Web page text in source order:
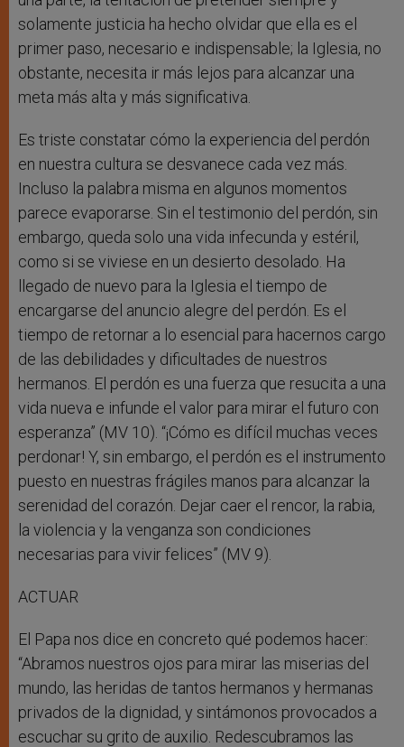
solamente justicia ha hecho olvidar que ella es el
primer paso, necesario e indispensable; la Iglesia, no
obstante, necesita ir más lejos para alcanzar una
meta más alta y más significativa.
Es triste constatar cómo la experiencia del perdón
en nuestra cultura se desvanece cada vez más.
Incluso la palabra misma en algunos momentos
parece evaporarse. Sin el testimonio del perdón, sin
embargo, queda solo una vida infecunda y estéril,
como si se viviese en un desierto desolado. Ha
llegado de nuevo para la Iglesia el tiempo de
encargarse del anuncio alegre del perdón. Es el
tiempo de retornar a lo esencial para hacernos cargo
de las debilidades y dificultades de nuestros
hermanos. El perdón es una fuerza que resucita a una
vida nueva e infunde el valor para mirar el futuro con
esperanza” (MV 10). “¡Cómo es difícil muchas veces
perdonar! Y, sin embargo, el perdón es el instrumento
puesto en nuestras frágiles manos para alcanzar la
serenidad del corazón. Dejar caer el rencor, la rabia,
la violencia y la venganza son condiciones
necesarias para vivir felices” (MV 9).
ACTUAR
El Papa nos dice en concreto qué podemos hacer:
“Abramos nuestros ojos para mirar las miserias del
mundo, las heridas de tantos hermanos y hermanas
privados de la dignidad, y sintámonos provocados a
escuchar su grito de auxilio. Redescubramos las